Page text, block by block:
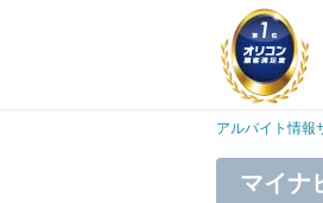
アルバイト情報
マイナ